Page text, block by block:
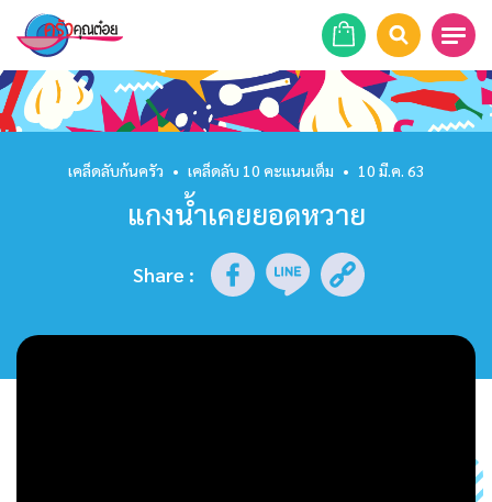
หน้าแรก
สูตรอาหาร
รายการย้อนหลัง
เคล็ดลับก้นครัว • เคล็ดลับ 10 คะแนนเต็ม • 10 มี.ค. 63
แกงน้ำเคยยอดหวาย
Share :